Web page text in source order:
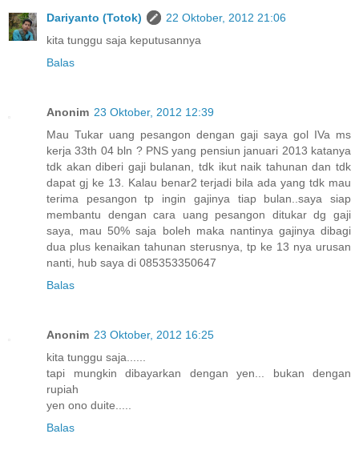
Dariyanto (Totok)
22 Oktober, 2012 21:06
kita tunggu saja keputusannya
Balas
Anonim 23 Oktober, 2012 12:39
Mau Tukar uang pesangon dengan gaji saya gol IVa ms
kerja 33th 04 bln ? PNS yang pensiun januari 2013 katanya
tdk akan diberi gaji bulanan, tdk ikut naik tahunan dan tdk
dapat gj ke 13. Kalau benar2 terjadi bila ada yang tdk mau
terima pesangon tp ingin gajinya tiap bulan..saya siap
membantu dengan cara uang pesangon ditukar dg gaji
saya, mau 50% saja boleh maka nantinya gajinya dibagi
dua plus kenaikan tahunan sterusnya, tp ke 13 nya urusan
nanti, hub saya di 085353350647
Balas
Anonim 23 Oktober, 2012 16:25
kita tunggu saja......
tapi mungkin dibayarkan dengan yen... bukan dengan
rupiah
yen ono duite.....
Balas